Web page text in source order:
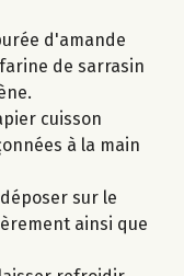
d'amande
de sarrasin
cuisson
à la main
sur le
ainsi que